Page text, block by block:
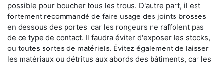
possible pour boucher tous les trous. D'autre part, il est
fortement recommandé de faire usage des joints brosses
en dessous des portes, car les rongeurs ne raffolent pas
de ce type de contact. Il faudra éviter d'exposer les stocks,
ou toutes sortes de matériels. Évitez également de laisser
les matériaux ou détritus aux abords des bâtiments, car les